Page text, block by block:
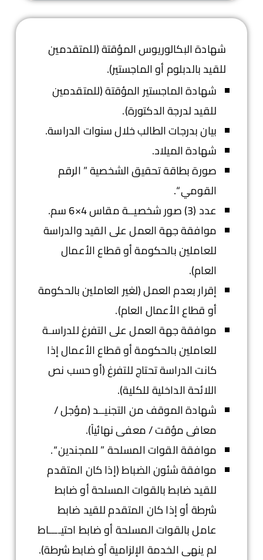
شهادة البكالوريوس المؤقتة (للمتقدمين
للقيد بالدبلوم أو الماجستير).
شهادة الماجستير المؤقتة (للمتقدمين
للقيد لدرجة الدكتورة).
بيان بدرجات الطالب خلال سنوات الدراسة.
شهادة الميلاد.
صورة بطاقة تحقيق الشخصية ” الرقم
القومي “.
عدد (3) صور شخصيــة مقاس 4×6 سم.
موافقة جهة العمل على القيد والدراسة
للعاملين بالحكومة أو قطاع الأعمال
العام).
إقرار بعدم العمل (لغير العاملين بالحكومة
أو قطاع الأعمال العام).
موافقة جهة العمل على التفرغ للدراسـة
للعاملين بالحكومة أو قطاع الأعمال إذا
كانت الدراسة تحتاج للتفرغ (أو حسب نص
اللائحة الداخلية للكلية).
شهادة الموقف من التجنيــد (مؤجل /
معافى مؤقت / معفى نهائياً).
موافقة القوات المسلحة ” للمجندين “.
موافقة شئون الضباط (إذا كان المتقدم
للقيد ضابط بالقوات المسلحة أو ضابط
شرطة أو إذا كان المتقدم للقيد ضابط
عامل بالقوات المسلحة أو ضابط احتيــــاط
لم ينهى الخدمة الإلزامية أو ضابط شرطة).